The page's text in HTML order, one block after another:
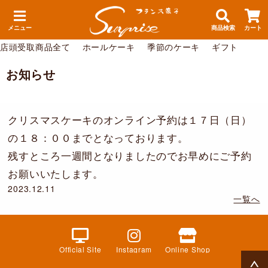
メニュー 商品検索 カート
店頭受取商品全て ホールケーキ 季節のケーキ ギフト
お知らせ
クリスマスケーキのオンライン予約は１７日（日）
の１８：００までとなっております。
残すところ一週間となりましたのでお早めにご予約
お願いいたします。
2023.12.11
一覧へ
Official Site Instagram Online Shop